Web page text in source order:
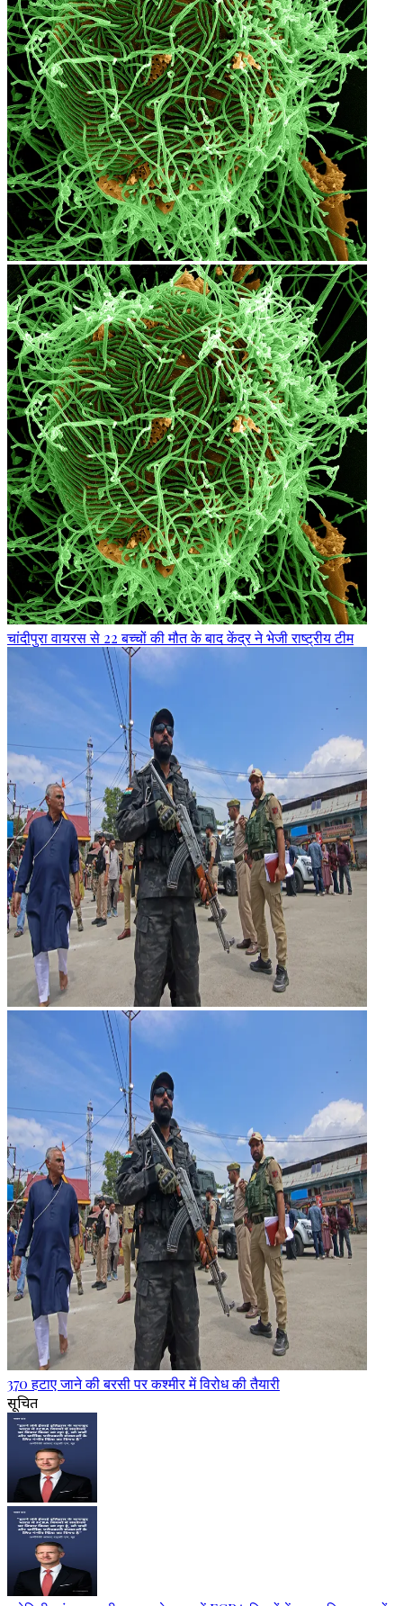
चांदीपुरा वायरस से 22 बच्चों की मौत के बाद केंद्र ने भेजी राष्ट्रीय टीम
370 हटाए जाने की बरसी पर कश्मीर में विरोध की तैयारी
सूचित